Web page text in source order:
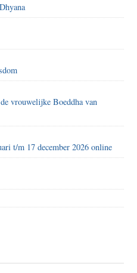
vrouwelijke Boeddha van
t/m 17 december 2026 online